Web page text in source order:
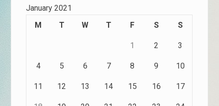
January 2021
M
T W T F S S
1 2 3
4 5 6 7 8 9 10
11 12 13 14 15 16 17